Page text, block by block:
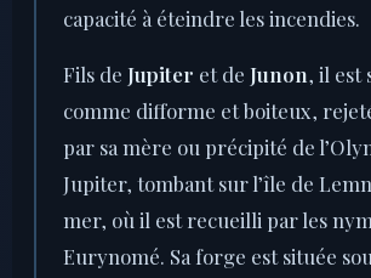
capacité à éteindre les incendies.
Fils de Jupiter et de Junon, il est
comme difforme et boiteux,
par sa mère ou précipité de
Jupiter, tombant sur l’île de
mer, où il est recueilli par les
Eurynomé. Sa forge est située